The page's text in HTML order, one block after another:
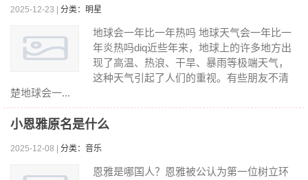
2025-12-23 | 分类：明星
地球会一年比一年热吗 地球天气会一年比一
年炎热吗diq近些年来，地球上的许多地方出
现了高温、热浪、干旱、暴雨等极端天气，
这种天气引起了人们的重视。有些朋友不清
楚地球会一...
小恩雅原名是什么
2025-12-08 | 分类：音乐
恩雅是哪国人？恩雅被公认为第一位树立环